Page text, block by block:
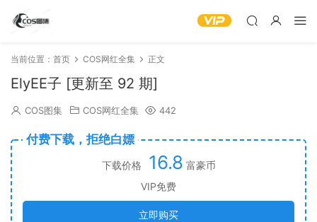
当前位置： 首页 COS网红全集 正文
ElyEE子 [更新至 92 期]
COS图集 COS网红全集 442
付费下载，拒绝白嫖
下载价格 16.8 富豪币
VIP免费
立即购买